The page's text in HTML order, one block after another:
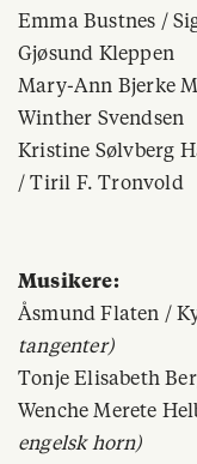
Emma Bustnes /
Gjøsund Kleppen
Mary-Ann Bjerke
Winther Svendsen
Kristine Sølvberg
/ Tiril F. Tronvold
Musikere:
Åsmund Flaten /
tangenter)
Tonje Elisabeth
Wenche Merete
engelsk horn)